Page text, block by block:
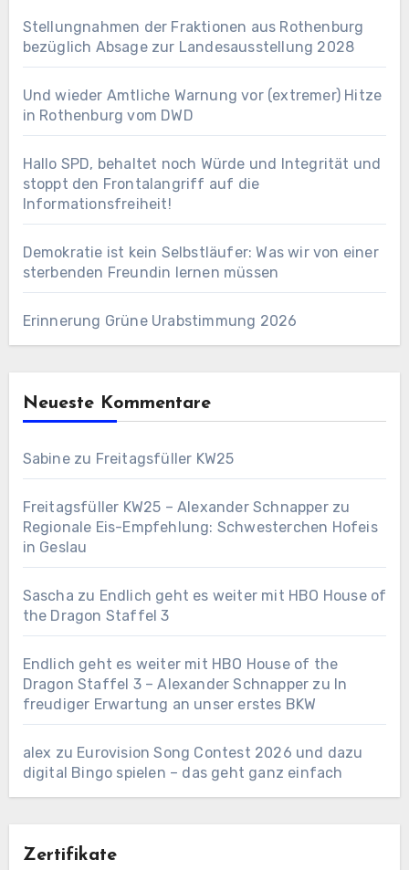
Stellungnahmen der Fraktionen aus Rothenburg
bezüglich Absage zur Landesausstellung 2028
Und wieder Amtliche Warnung vor (extremer) Hitze
in Rothenburg vom DWD
Hallo SPD, behaltet noch Würde und Integrität und
stoppt den Frontalangriff auf die
Informationsfreiheit!
Demokratie ist kein Selbstläufer: Was wir von einer
sterbenden Freundin lernen müssen
Erinnerung Grüne Urabstimmung 2026
Neueste Kommentare
Sabinezu Freitagsfüller KW25
Freitagsfüller KW25 – Alexander Schnapperzu
Regionale Eis-Empfehlung: Schwesterchen Hofeis
in Geslau
Sascha zu Endlich geht es weiter mit HBO House of
the Dragon Staffel 3
Endlich geht es weiter mit HBO House of the
Dragon Staffel 3 – Alexander Schnapper zu In
freudiger Erwartung an unser erstes BKW
alex zu Eurovision Song Contest 2026 und dazu
digital Bingo spielen – das geht ganz einfach
Zertifikate